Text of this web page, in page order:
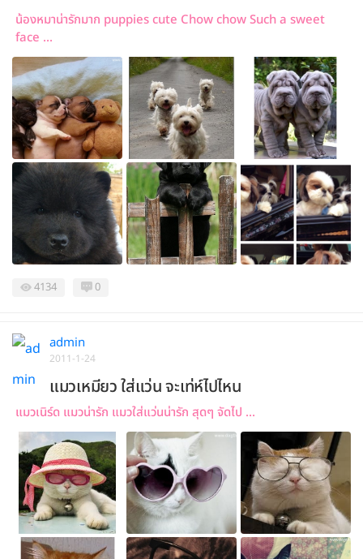
น้องหมาน่ารักมาก puppies cute Chow chow Such a sweet
face ...
4134 0
admin
2011-1-24
แมวเหมียว ใส่แว่น จะเท่ห์ไปไหน
แมวเนิร์ด แมวน่ารัก แมวใส่แว่นน่ารัก สุดๆ จัดไป ...